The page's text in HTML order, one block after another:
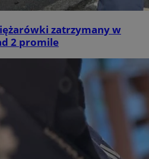
zatrzymany w
2 promile